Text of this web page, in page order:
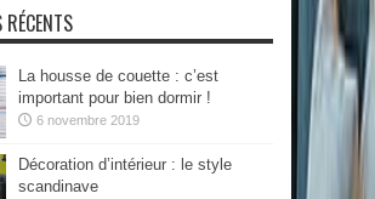
La housse de couette : c’est
important pour bien dormir !
6 novembre 2019
Décoration d’intérieur : le style
scandinave